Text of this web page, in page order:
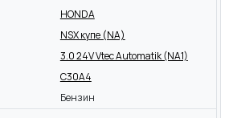
HONDA
NSX купе (NA)
3.0 24V Vtec Automatik (NA1)
C30A4
Бензин